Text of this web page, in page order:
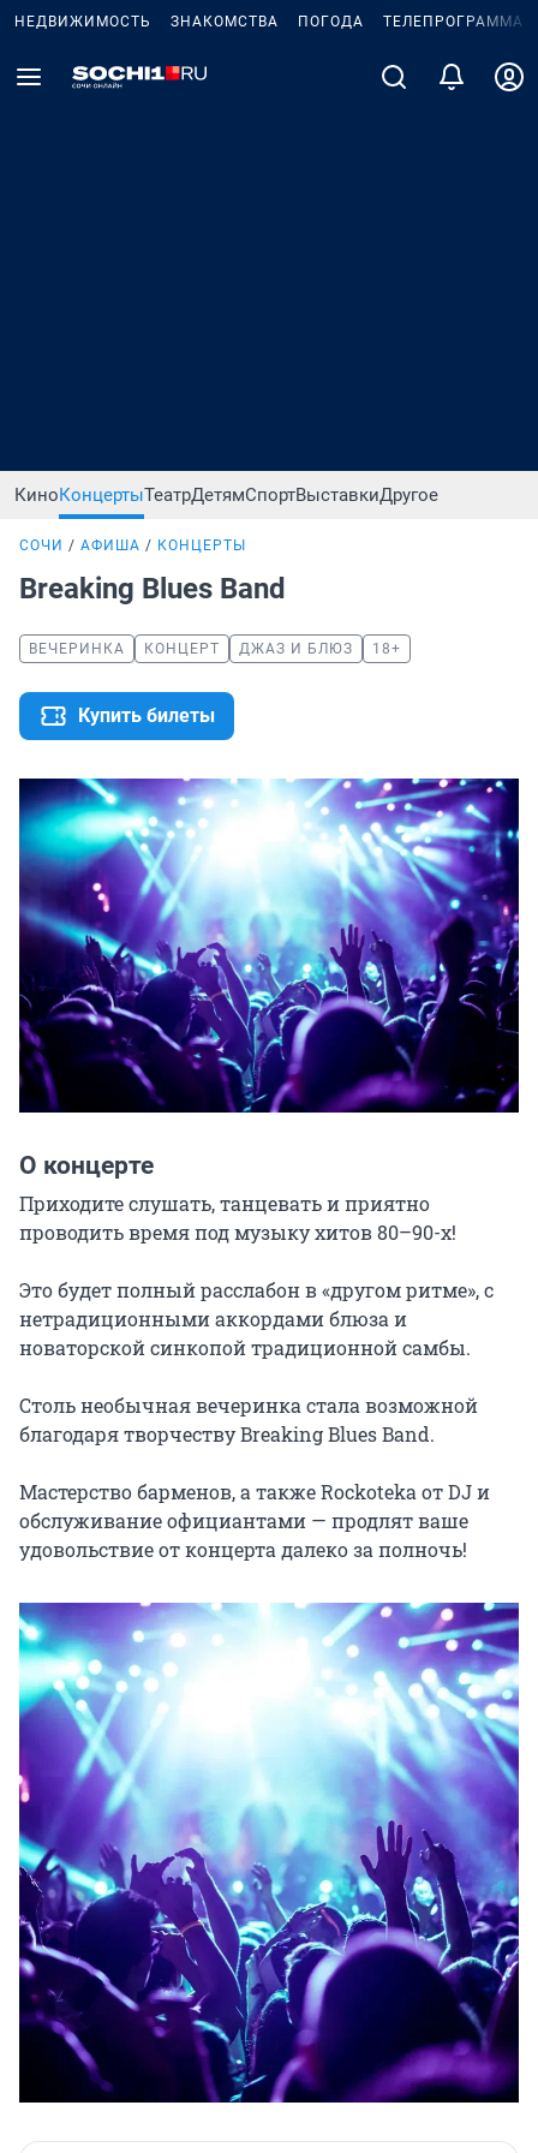
НЕДВИЖИМОСТЬ ЗНАКОМСТВА ПОГОДА ТЕЛЕПРОГРАММА
КиноКонцертыТеатрДетямСпортВыставкиДругое
СОЧИ АФИША КОНЦЕРТЫ
Breaking Blues Band
ВЕЧЕРИНКА КОНЦЕРТ ДЖАЗ И БЛЮЗ 18+
Купить билеты
О концерте
Приходите слушать, танцевать и приятно
проводить время под музыку хитов 80–90-х!
Это будет полный расслабон в «другом ритме», с
нетрадиционными аккордами блюза и
новаторской синкопой традиционной самбы.
Столь необычная вечеринка стала возможной
благодаря творчеству Breaking Blues Band.
Мастерство барменов, а также Rockoteka от DJ и
обслуживание официантами — продлят ваше
удовольствие от концерта далеко за полночь!